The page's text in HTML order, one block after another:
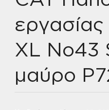
XL No43
μαύρο